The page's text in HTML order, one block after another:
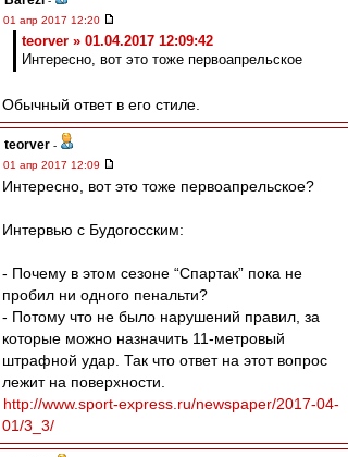
01 апр 2017 12:20
teorver » 01.04.2017 12:09:42
Интересно, вот это тоже первоапрельское
Обычный ответ в его стиле.
teorver -
01 апр 2017 12:09
Интересно, вот это тоже первоапрельское?
Интервью с Будогосским:
- Почему в этом сезоне “Спартак” пока не
пробил ни одного пенальти?
- Потому что не было нарушений правил, за
которые можно назначить 11-метровый
штрафной удар. Так что ответ на этот вопрос
лежит на поверхности.
http://www.sport-express.ru/newspaper/2017-04-
01/3_3/